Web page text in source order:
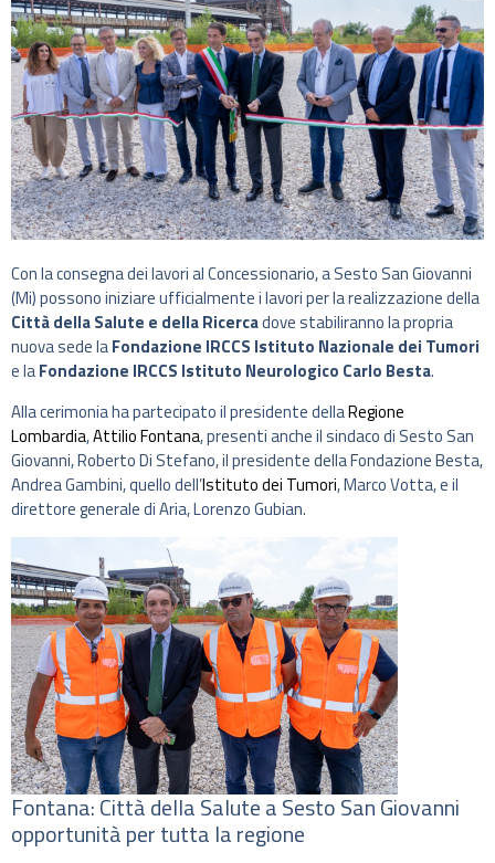
Con la consegna dei lavori al Concessionario, a Sesto San Giovanni
(Mi) possono iniziare ufficialmente i lavori per la realizzazione della
Città della Salute e della Ricercadove stabiliranno la propria
nuova sede laFondazione IRCCS Istituto Nazionale dei Tumori
e laFondazione IRCCS Istituto Neurologico Carlo Besta.
Alla cerimonia ha partecipato il presidente dellaRegione
Lombardia,Attilio Fontana, presenti anche il sindaco di Sesto San
Giovanni, Roberto Di Stefano, il presidente della Fondazione Besta,
Andrea Gambini, quello dell’Istituto dei Tumori, Marco Votta, e il
direttore generale di Aria, Lorenzo Gubian.
Fontana: Città della Salute a Sesto San Giovanni
opportunità per tutta la regione